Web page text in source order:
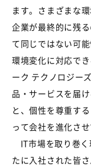
ます。さまざまな
企業が最終的に残
て同じではない可
環境変化に対応で
ーク テクノロジー
品・サービスを届
と、個性を尊重す
って会社を進化させ
IT市場を取り巻く
たに入社された皆